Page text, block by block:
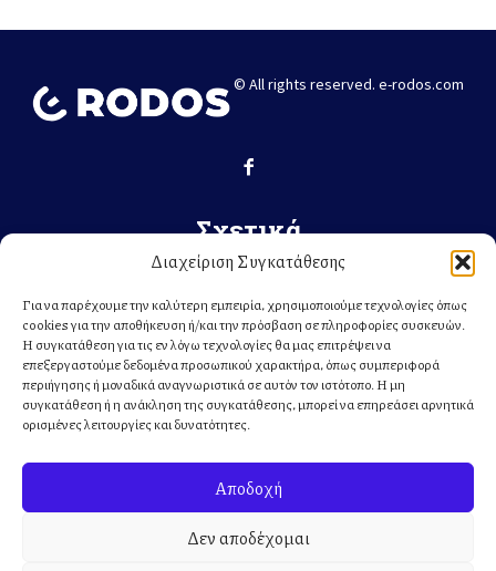
Διαχείριση Συγκατάθεσης
Για να παρέχουμε την καλύτερη εμπειρία, χρησιμοποιούμε τεχνολογίες όπως
cookies για την αποθήκευση ή/και την πρόσβαση σε πληροφορίες συσκευών.
Η συγκατάθεση για τις εν λόγω τεχνολογίες θα μας επιτρέψει να
επεξεργαστούμε δεδομένα προσωπικού χαρακτήρα, όπως συμπεριφορά
περιήγησης ή μοναδικά αναγνωριστικά σε αυτόν τον ιστότοπο. Η μη
συγκατάθεση ή η ανάκληση της συγκατάθεσης, μπορεί να επηρεάσει αρνητικά
ορισμένες λειτουργίες και δυνατότητες.
Αποδοχή
Δεν αποδέχομαι
© All rights reserved. e-rodos.com
Σχετικά
ΕΛΛΆΔΑ
ΚΌΣΜΟΣ
ΤΟΠΙΚΆ
ΣΧΕΤΙΚΆ ΜΕ ΕΜΆΣ
Κατηγορίες
ΕΙΔΗΣΕΙΣ
ΔΙΚΑΣΤΙΚΟ – ΑΣΤΥΝΟΜΙΚΟ
ΑΘΛΗΤΙΚΕΣ ΕΙΔΗΣΕΙΣ